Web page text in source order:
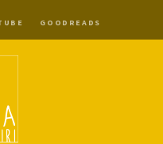
GOODREADS